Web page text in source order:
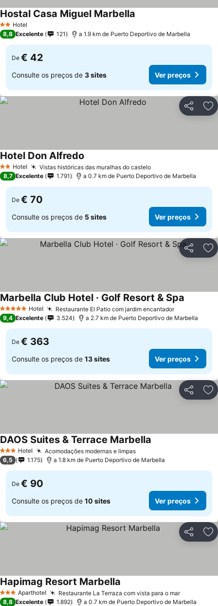
2 Estrelas
Hotel
Hostal Casa Miguel Marbella
8,8 Excelente 121 a 1.9 km de Puerto Deportivo de Marbella
De € 42
Consulte os preços de 3 sites Ver preços
Partilhar
2 Estrelas
Hotel Vistas históricas das muralhas do castelo
Hotel Don Alfredo
8,7 Excelente 1.791 a 0.7 km de Puerto Deportivo de Marbella
De € 70
Consulte os preços de 5 sites Ver preços
Partilhar
5 Estrelas Hotel Restaurante El Patio com jardim encantador
Marbella Club Hotel · Golf Resort & Spa
9,4 Excelente 3.524 a 2.7 km de Puerto Deportivo de Marbella
De € 363
Consulte os preços de 13 sites Ver preços
Partilhar
3 EstrelasHotel Acomodações modernas e limpas
DAOS Suites & Terrace Marbella
6,5 1.175 a 1.8 km de Puerto Deportivo de Marbella
De € 90
Consulte os preços de 10 sites Ver preços
Partilhar
3 EstrelasAparthotel Restaurante La Terraza com vista para o mar
Hapimag Resort Marbella
8,8 Excelente 1.892 a 0.7 km de Puerto Deportivo de Marbella